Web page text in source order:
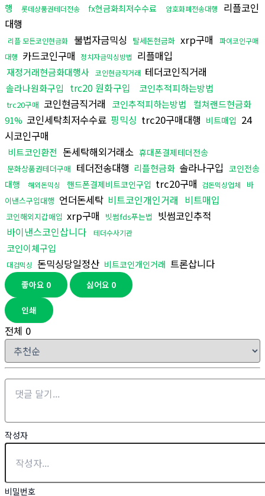
행
롯데상품권테더전송 fx현금화최저수수료 암호화폐전송대행
리플코인
대행
리플 모든코인현금화 불법자금믹싱 탈세돈현금화 xrp구매
파이코인구매
대행 카드코인구매 정치자금믹싱방법 리플매입
재정거래현금화대행사 코인현금직거래 테더코인직거래
솔라나원화구입 trc20 원화구입 코인추적피하는방법
trc20구매 코인현금직거래 코인추적피하는방법
컬쳐랜드현금화
91% 코인세탁최저수수료 핑믹싱 trc20구매대행 비트매입 24
시코인구매
비트코인환전 돈세탁해외거래소 휴대폰결제테더전송
문화상품권테더구매 테더전송대행 리플현금화 솔라나구입 코인전송
대행
해외돈믹싱 핸드폰결제비트코인구입 trc20구매 검돈믹싱업체
바
이낸스구입대행 언더돈세탁 비트코인개인거래 비트매입
코인해외지갑매입 xrp구매 빗썸fds푸는법
빗썸코인추적
바이낸스코인삽니다
테더수사기관
코인이체구입
대검믹싱 돈믹싱당일정산 비트코인개인거래 트론삽니다
좋아요 0 싫어요 0
인쇄
전체 0
작성자
비밀번호